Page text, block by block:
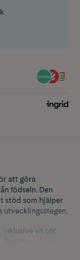
att göra
födseln. Den
stöd som hjälper
utvecklingsstegen.
inklusive en söt